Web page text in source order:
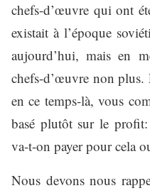
chefs-d’œuvre qui ont
existait à l’époque
aujourd’hui, mais en
chefs-d’œuvre non plus.
en ce temps-là, vous
basé plutôt sur le
va-t-on payer pour cela
Nous devons nous